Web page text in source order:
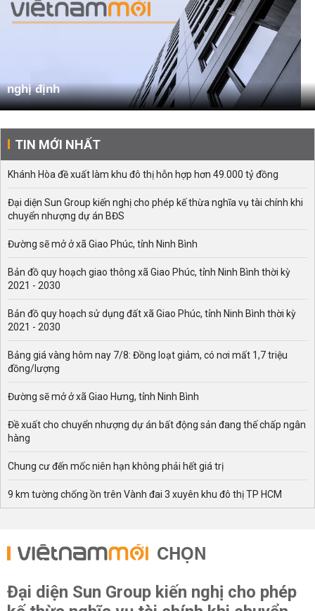
nghị định
TIN MỚI NHẤT
Khánh Hòa đề xuất làm khu đô thị hỗn hợp hơn 49.000 tỷ đồng
Đại diện Sun Group kiến nghị cho phép kế thừa nghĩa vụ tài chính khi
chuyển nhượng dự án BĐS
Đường sẽ mở ở xã Giao Phúc, tỉnh Ninh Bình
Bản đồ quy hoạch giao thông xã Giao Phúc, tỉnh Ninh Bình thời kỳ
2021 - 2030
Bản đồ quy hoạch sử dụng đất xã Giao Phúc, tỉnh Ninh Bình thời kỳ
2021 - 2030
Bảng giá vàng hôm nay 7/8: Đồng loạt giảm, có nơi mất 1,7 triệu
đồng/lượng
Đường sẽ mở ở xã Giao Hưng, tỉnh Ninh Bình
Đề xuất cho chuyển nhượng dự án bất động sản đang thế chấp ngân
hàng
Chung cư đến mốc niên hạn không phải hết giá trị
9 km tường chống ồn trên Vành đai 3 xuyên khu đô thị TP HCM
CHỌN
Đại diện Sun Group kiến nghị cho phép